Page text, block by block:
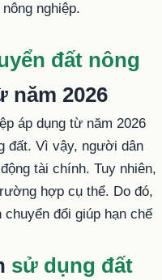
nghiệp.
đất nông
năm 2026
áp dụng từ năm 2026
đất. Vì vậy, người dân
tài chính. Tuy nhiên,
hợp cụ thể. Do đó,
đổi giúp hạn chế
sử dụng đất